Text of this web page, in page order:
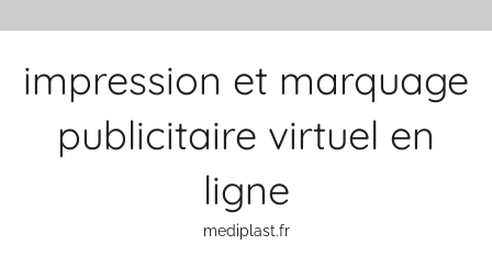
impression et marquage
publicitaire virtuel en
ligne
mediplast.fr